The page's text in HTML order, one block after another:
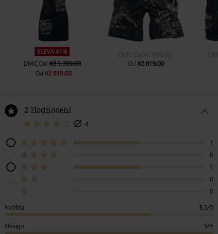
SLEVA 41%
DMC OdKč 1.399,00
Od Kč 819,00
DMC Od Kč 999,00
Od Kč 819,00
2 Hodnocení
4
1
0
1
0
0
Kvalita
3.5/5
Design 5/5